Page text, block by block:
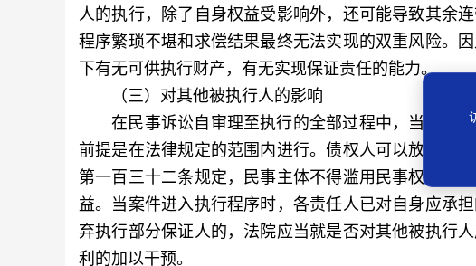
人的执行，除了自身权益受影响外，还可能导致其余
程序繁琐不堪和求偿结果最终无法实现的双重风险。
下有无可供执行财产，有无实现保证责任的能力。
（三）对其他被执行人的影响
在民事诉讼自审理至执行的全部过程中，当事人都
前提是在法律规定的范围内进行。债权人可以放弃自
第一百三十二条规定，民事主体不得滥用民事权利损
益。当案件进入执行程序时，各责任人已对自身应承
弃执行部分保证人的，法院应当就是否对其他被执行
利的加以干预。